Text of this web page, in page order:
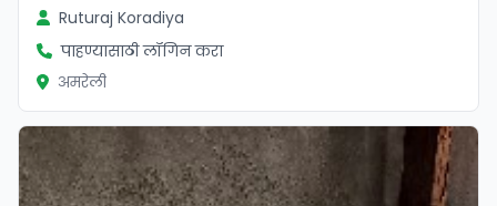
Ruturaj Koradiya
पाहण्यासाठी लॉगिन करा
अमरेली